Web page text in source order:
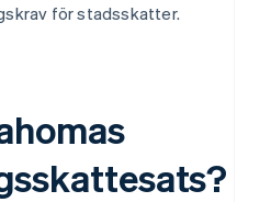
för stadsskatter.